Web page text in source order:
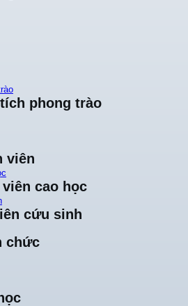
phong trào
viên
cao học
cứu sinh
chức